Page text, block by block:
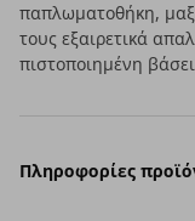
παπλωματοθήκη,
τους εξαιρετικά
πιστοποιημένη
Πληροφορίες